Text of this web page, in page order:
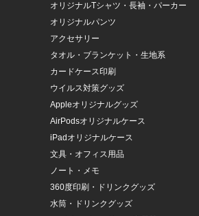
オリジナルTシャツ・長袖・パーカー
オリジナルパンツ
アクセサリー
タオル・ブランケット・生地系
カードケース印刷
ウイルス対策グッズ
Appleオリジナルグッズ
AirPodsオリジナルケース
iPadオリジナルケース
文具・オフィス用品
ノート・メモ
360度印刷・ドリンクグッズ
水筒・ドリンクグッズ